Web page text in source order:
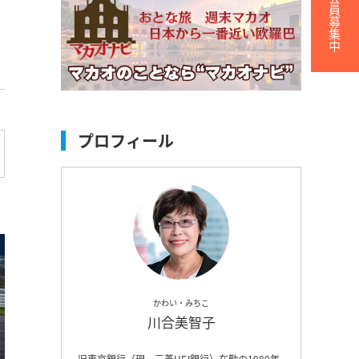
プロフィール
かわい・みちこ
川合美智子